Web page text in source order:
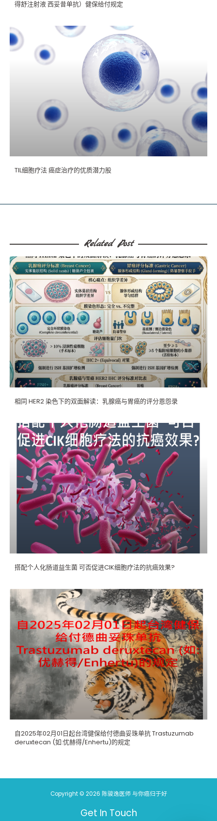
得舒注射液 西妥昔单抗）健保给付规定
TIL细胞疗法 癌症治疗的优质潜力股
Related Post​
相同 HER2 染色下的双面解读：乳腺癌与胃癌的评分恩怨录
搭配个人化肠道益生菌 可否促进CIK细胞疗法的抗癌效果?
自2025年02月01日起台湾健保给付德曲妥珠单抗 Trastuzumab
deruxtecan (如:优赫得/Enhertu)的规定
Copyright © 2026 陈骏逸医师 与你癌归于好
Get In Touch